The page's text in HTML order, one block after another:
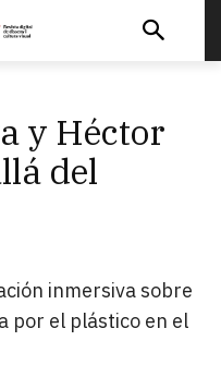
y Héctor
del
inmersiva sobre
por el plástico en el